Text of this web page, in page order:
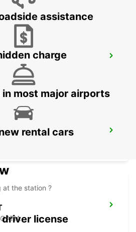
assistance
charge
most major airports
rental cars
at the station ?
driver license